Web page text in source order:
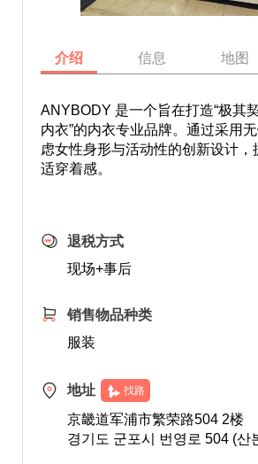
介绍 信息 地图
ANYBODY 是一个旨在打造“极其
内衣”的内衣专业品牌。通过采用
虑女性身形与活动性的创新设计，
适穿着感。
退税方式
现场+事后
销售物品种类
服装
地址 找路
京畿道军浦市繁荣路504 2楼
경기도 군포시 번영로 504 (산